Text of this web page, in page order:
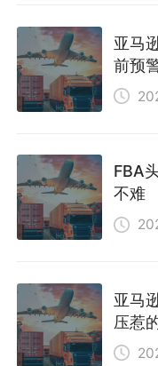
亚马
前预
FBA
不难
亚马
压惹